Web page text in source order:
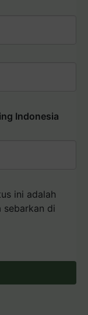
Indonesia
ini adalah
sebarkan di